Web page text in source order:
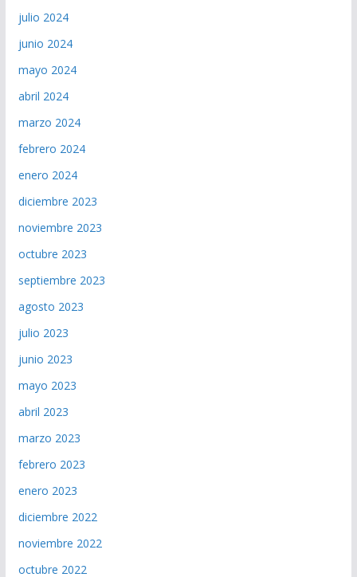
julio 2024
junio 2024
mayo 2024
abril 2024
marzo 2024
febrero 2024
enero 2024
diciembre 2023
noviembre 2023
octubre 2023
septiembre 2023
agosto 2023
julio 2023
junio 2023
mayo 2023
abril 2023
marzo 2023
febrero 2023
enero 2023
diciembre 2022
noviembre 2022
octubre 2022